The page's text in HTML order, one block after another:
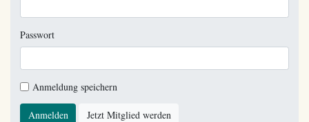
Passwort
Anmeldung speichern
Anmelden Jetzt Mitglied werden